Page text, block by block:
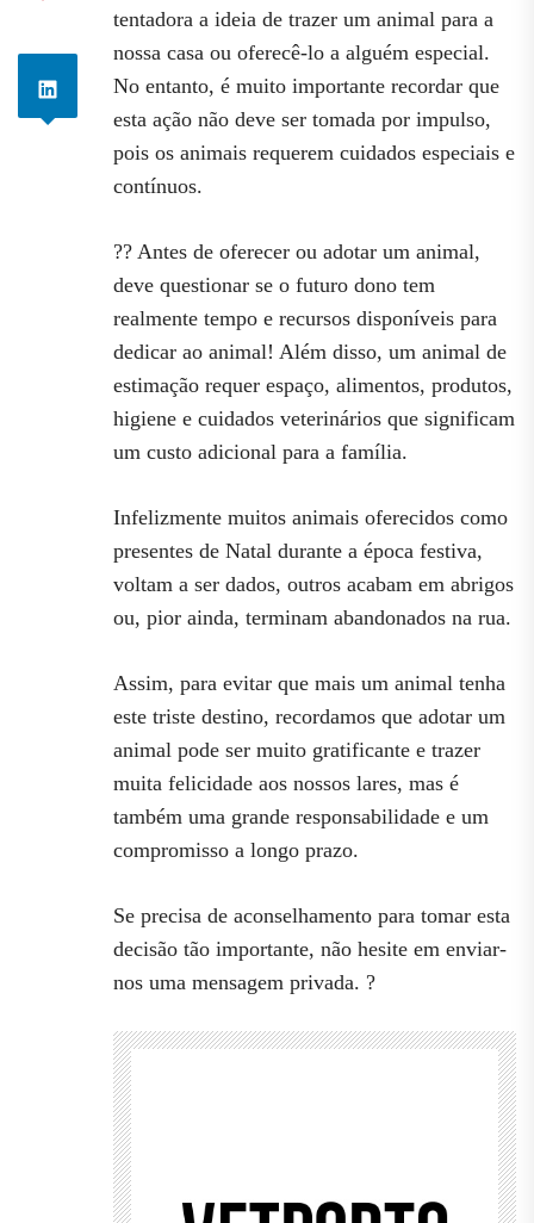
tentadora a ideia de trazer um animal para a
nossa casa ou oferecê-lo a alguém especial.
No entanto, é muito importante recordar que
esta ação não deve ser tomada por impulso,
pois os animais requerem cuidados especiais e
contínuos.
?? Antes de oferecer ou adotar um animal,
deve questionar se o futuro dono tem
realmente tempo e recursos disponíveis para
dedicar ao animal! Além disso, um animal de
estimação requer espaço, alimentos, produtos,
higiene e cuidados veterinários que significam
um custo adicional para a família.
Infelizmente muitos animais oferecidos como
presentes de Natal durante a época festiva,
voltam a ser dados, outros acabam em abrigos
ou, pior ainda, terminam abandonados na rua.
Assim, para evitar que mais um animal tenha
este triste destino, recordamos que adotar um
animal pode ser muito gratificante e trazer
muita felicidade aos nossos lares, mas é
também uma grande responsabilidade e um
compromisso a longo prazo.
Se precisa de aconselhamento para tomar esta
decisão tão importante, não hesite em enviar-
nos uma mensagem privada. ?